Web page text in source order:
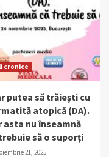
cronice
putea să trăiești cu
atopică (DA).
asta nu înseamnă
să o suporți
21, 2025